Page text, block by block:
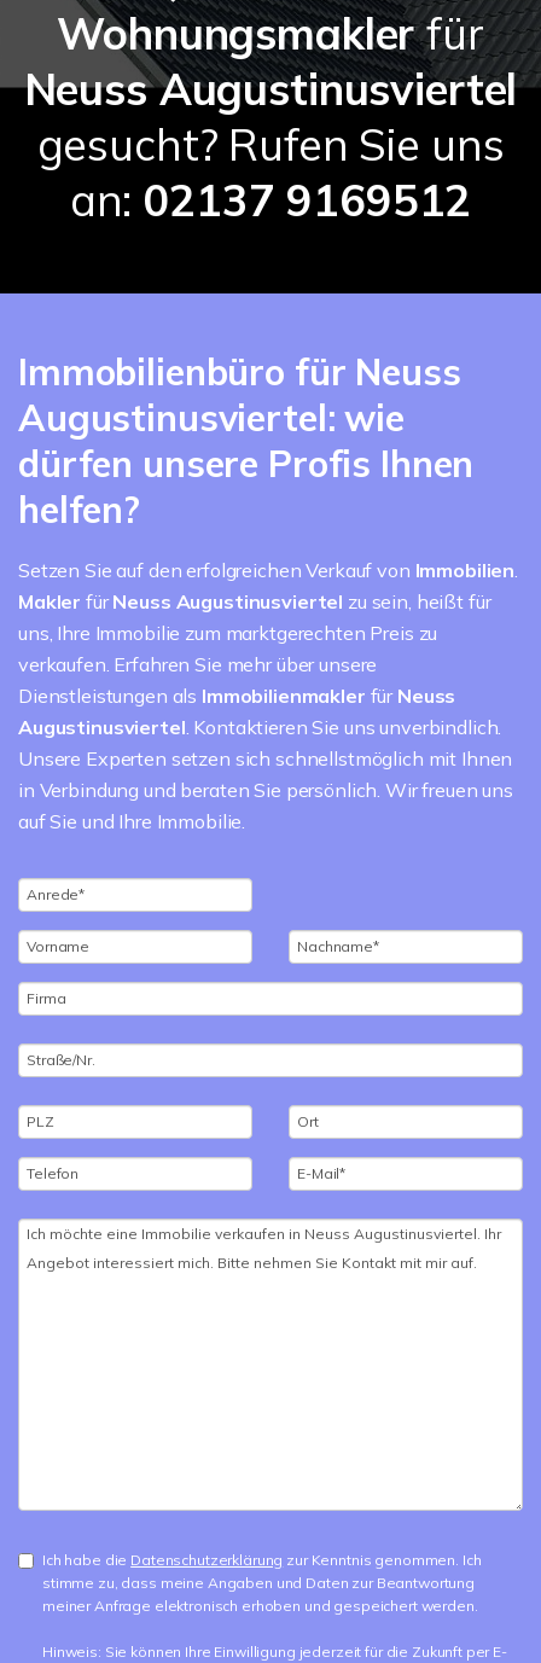
Wohnungsmaklerfür
Neuss Augustinusviertel
gesucht? Rufen Sie uns
an: 02137 9169512
Immobilienbüro für Neuss
Augustinusviertel: wie
dürfen unsere Profis Ihnen
helfen?
Setzen Sie auf den erfolgreichen Verkauf von Immobilien
Makler fürNeuss Augustinusviertel zu sein, heißt für
uns, Ihre Immobilie zum marktgerechten Preis zu
verkaufen. Erfahren Sie mehr über unsere
Dienstleistungen als Immobilienmakler für Neuss
Augustinusviertel . Kontaktieren Sie uns unverbindlich.
Unsere Experten setzen sich schnellstmöglich mit Ihnen
in Verbindung und beraten Sie persönlich. Wir freuen uns
auf Sie und Ihre Immobilie.
Ich habe die Datenschutzerklärung zur Kenntnis genommen. Ich
stimme zu, dass meine Angaben und Daten zur Beantwortung
meiner Anfrage elektronisch erhoben und gespeichert werden.
Hinweis: Sie können Ihre Einwilligung jederzeit für die Zukunft per E-